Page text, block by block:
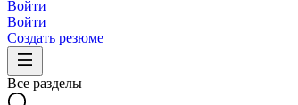
Войти
Войти
Создать резюме
Все разделы